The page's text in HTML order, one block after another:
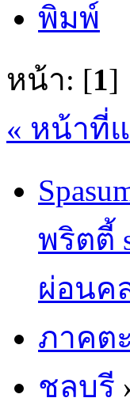
พิมพ์
หน้า: [1]
« หน้าที่
พริตตี้
ผ่อนค
ภาคต
ชลบุรี